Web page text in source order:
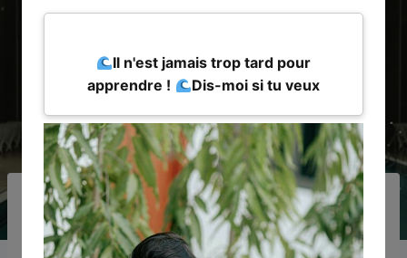
MON BLOG NATATION POUR TOUS À MARSEILLE
Cours de Natation à
Il n'est jamais trop tard pour
apprendre !
Dis-moi si tu veux